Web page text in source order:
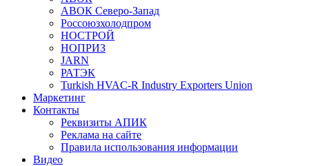
АВОК Северо-Запад
Россоюзхолодпром
НОСТРОЙ
НОПРИЗ
JARN
РАТЭК
Turkish HVAC-R Industry Exporters Union
Маркетинг
Контакты
Реквизиты АПИК
Реклама на сайте
Правила использования информации
Видео